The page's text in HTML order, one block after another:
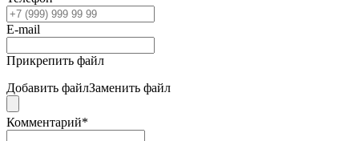
E-mail
Прикрепить файл
Добавить файлЗаменить файл
Комментарий*